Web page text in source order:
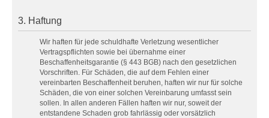
3. Haftung
Wir haften für jede schuldhafte Verletzung wesentlicher
Vertragspflichten sowie bei übernahme einer
Beschaffenheitsgarantie (§ 443 BGB) nach den gesetzlichen
Vorschriften. Für Schäden, die auf dem Fehlen einer
vereinbarten Beschaffenheit beruhen, haften wir nur für solche
Schäden, die von einer solchen Vereinbarung umfasst sein
sollen. In allen anderen Fällen haften wir nur, soweit der
entstandene Schaden grob fahrlässig oder vorsätzlich